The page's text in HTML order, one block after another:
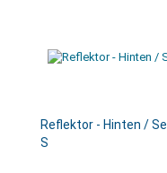
Reflektor - Hinten /
S